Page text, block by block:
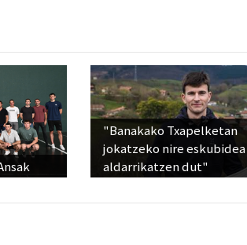
"Banakako Txapelketan
jokatzeko nire eskubidea
aldarrikatzen dut"